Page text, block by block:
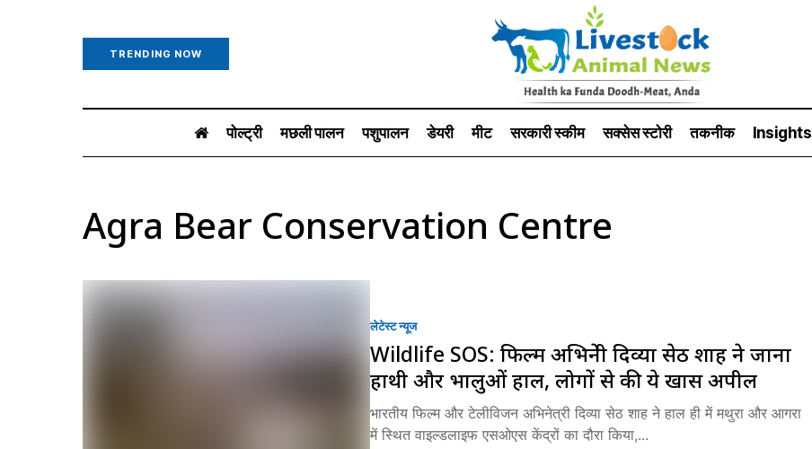
TRENDING NOW
पोल्ट्री मछली पालन पशुपालन डेयरी मीट सरकारी स्की‍म सक्सेस स्टो‍री तकनीक Insights
Agra Bear Conservation Centre
लेटेस्ट न्यूज
Wildlife SOS: फिल्म अभिनेत्री दिव्या सेठ शाह ने जाना
हाथी और भालुओं हाल, लोगों से की ये खास अपील
भारतीय फिल्म और टेलीविजन अभिनेत्री दिव्या सेठ शाह ने हाल ही में मथुरा और आगरा
में स्थित वाइल्डलाइफ एसओएस केंद्रों का दौरा किया,...